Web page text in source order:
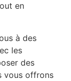
en
à des
les
des
vous offrons